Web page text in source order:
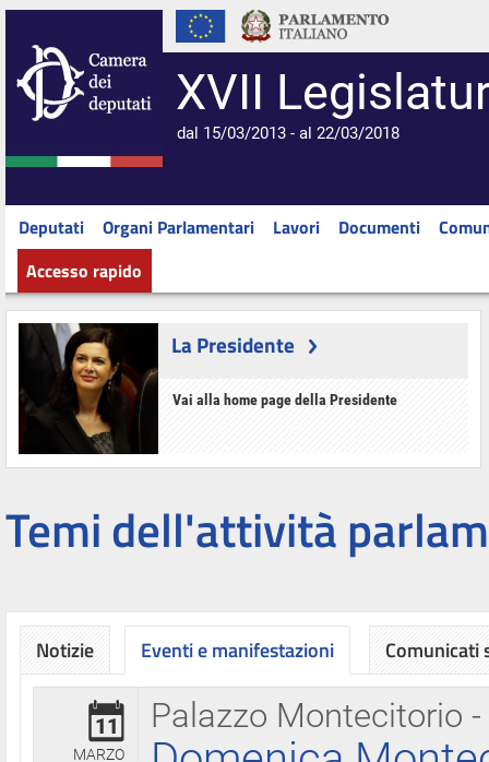
XVII
dal 15/03/2013 - al 22/03/2018
Deputati Organi Parlamentari Lavori Documenti
Accesso rapido
La Presidente
Vai alla home page della Presidente
Temi dell'attività
Notizie Eventi e manifestazioni
Palazzo Montecitorio
11
MARZO
Comunicati